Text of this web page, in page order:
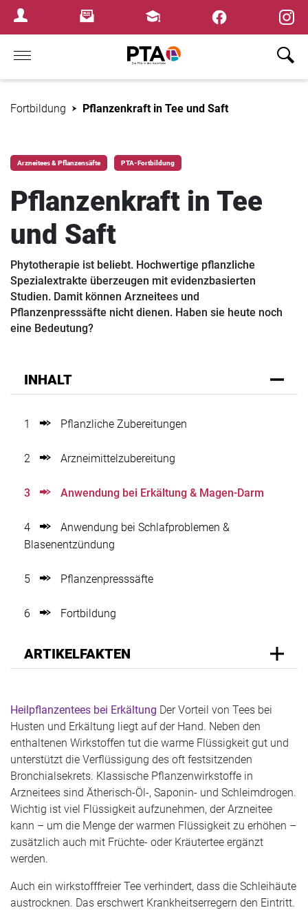
Login MenuNewsletterFortbildungen
Home
Fortbildung Pflanzenkraft in Tee und Saft
Arzneitees & Pflanzensäfte PTA-Fortbildung
Pflanzenkraft in Tee
und Saft
Phytotherapie ist beliebt. Hochwertige pflanzliche
Spezialextrakte überzeugen mit evidenzbasierten
Studien. Damit können Arzneitees und
Pflanzenpresssäfte nicht dienen. Haben sie heute noch
eine Bedeutung?
INHALT
1 Pflanzliche Zubereitungen
2 Arzneimittelzubereitung
3 Anwendung bei Erkältung & Magen-Darm
4
Anwendung bei Schlafproblemen &
Blasenentzündung
5 Pflanzenpresssäfte
6 Fortbildung
ARTIKELFAKTEN
Heilpflanzentees bei Erkältung Der Vorteil von Tees bei
Husten und Erkältung liegt auf der Hand. Neben den
enthaltenen Wirkstoffen tut die warme Flüssigkeit gut und
unterstützt die Verflüssigung des oft festsitzenden
Bronchialsekrets. Klassische Pflanzenwirkstoffe in
Arzneitees sind Ätherisch-Öl-, Saponin- und Schleimdrogen.
Wichtig ist viel Flüssigkeit aufzunehmen, der Arzneitee
kann – um die Menge der warmen Flüssigkeit zu erhöhen –
zusätzlich auch mit Früchte- oder Kräutertee ergänzt
werden.
Auch ein wirkstofffreier Tee verhindert, dass die Schleihäute
austrocknen. Das erschwert Krankheitserregern den Eintritt.
×